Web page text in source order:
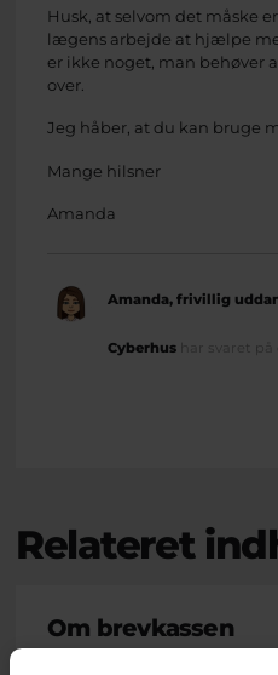
Husk, at selvom det måske
lægens arbejde at hjælpe
er ikke noget, man behøver
over.
Jeg håber, at du kan bruge
Mange hilsner
Amanda
Amanda, frivillig
Cyberhus har svaret på
Relateret
Om brevkassen